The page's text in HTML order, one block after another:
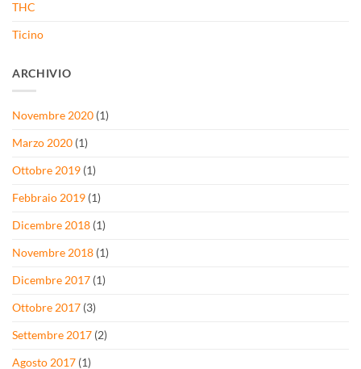
THC
Ticino
ARCHIVIO
Novembre 2020 (1)
Marzo 2020 (1)
Ottobre 2019 (1)
Febbraio 2019 (1)
Dicembre 2018 (1)
Novembre 2018 (1)
Dicembre 2017 (1)
Ottobre 2017 (3)
Settembre 2017 (2)
Agosto 2017 (1)